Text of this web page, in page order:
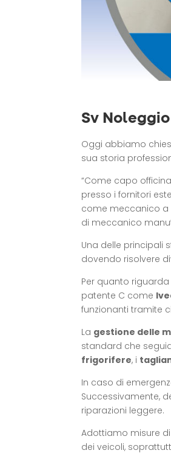
Sv
Oggi abbiamo
sua storia
“Come capo
presso i fornitori
come meccanico a
di meccanico
Una delle principali
dovendo risolvere
Per quanto riguarda
patente C come
funzionanti tramite
La gestione delle
standard che
frigorifere, i
In caso di
Successivamente,
riparazioni leggere.
Adottiamo misure
dei veicoli,